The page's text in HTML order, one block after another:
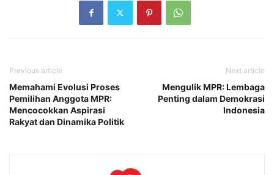
Previous article
Memahami Evolusi Proses
Pemilihan Anggota MPR:
Mencocokkan Aspirasi
Rakyat dan Dinamika Politik
Next article
Mengulik MPR: Lembaga
Penting dalam Demokrasi
Indonesia